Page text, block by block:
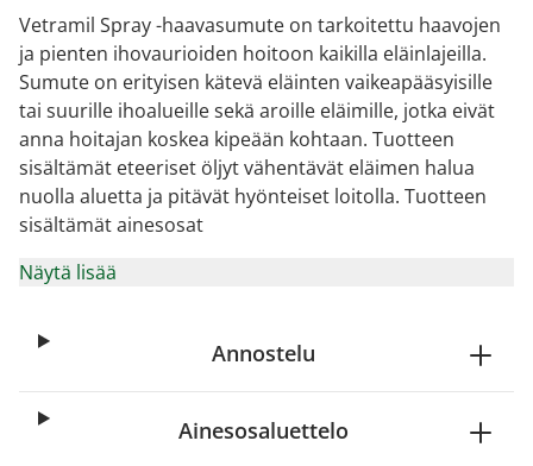
Vetramil Spray -haavasumute on tarkoitettu haavojen
ja pienten ihovaurioiden hoitoon kaikilla eläinlajeilla.
Sumute on erityisen kätevä eläinten vaikeapääsyisille
tai suurille ihoalueille sekä aroille eläimille, jotka eivät
anna hoitajan koskea kipeään kohtaan. Tuotteen
sisältämät eteeriset öljyt vähentävät eläimen halua
nuolla aluetta ja pitävät hyönteiset loitolla. Tuotteen
sisältämät ainesosat
Näytä lisää
Annostelu
Ainesosaluettelo